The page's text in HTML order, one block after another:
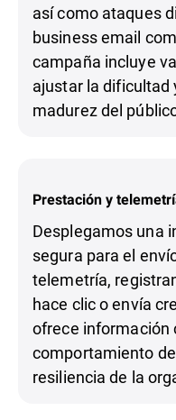
así como ataques
business email
campaña incluye
ajustar la dificultad
madurez del
Prestación y
Desplegamos una
segura para el
telemetría,
hace clic o envía
ofrece información
comportamiento
resiliencia de la